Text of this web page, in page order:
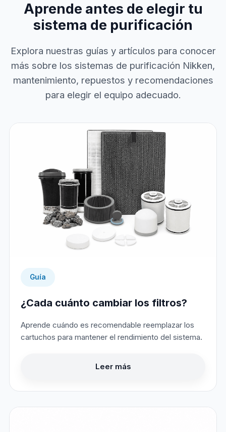
Aprende antes de elegir tu
sistema de purificación
Explora nuestras guías y artículos para conocer
más sobre los sistemas de purificación Nikken,
mantenimiento, repuestos y recomendaciones
para elegir el equipo adecuado.
Guía
¿Cada cuánto cambiar los filtros?
Aprende cuándo es recomendable reemplazar los
cartuchos para mantener el rendimiento del sistema.
Leer más